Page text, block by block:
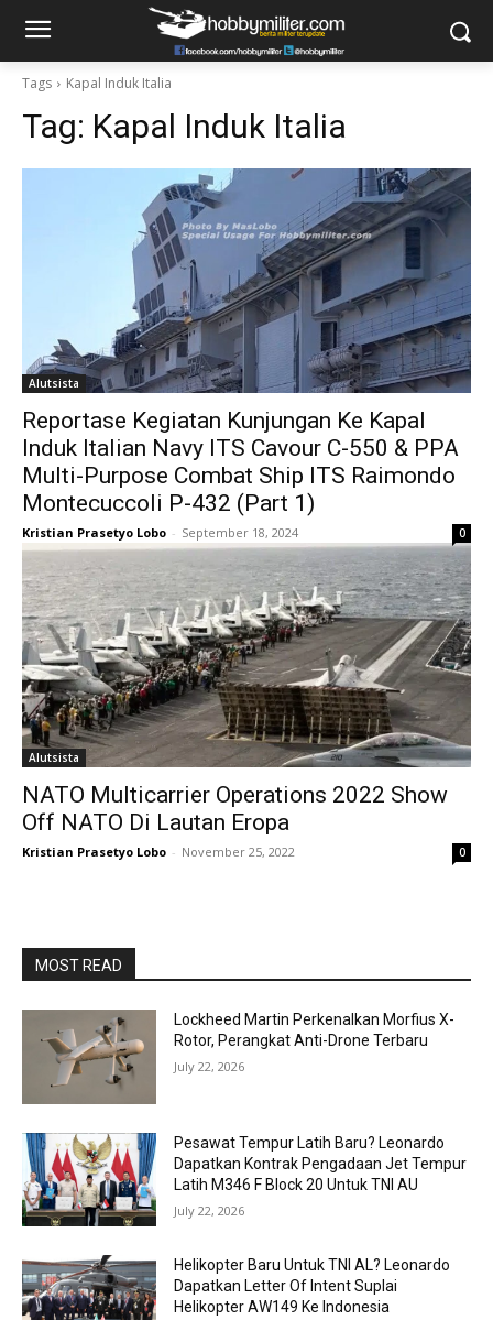
Tags Kapal Induk Italia
Tag: Kapal Induk Italia
Alutsista
Reportase Kegiatan Kunjungan Ke Kapal
Induk Italian Navy ITS Cavour C-550 & PPA
Multi-Purpose Combat Ship ITS Raimondo
Montecuccoli P-432 (Part 1)
Kristian Prasetyo Lobo - September 18, 2024 0
Alutsista
NATO Multicarrier Operations 2022 Show
Off NATO Di Lautan Eropa
Kristian Prasetyo Lobo - November 25, 2022 0
MOST READ
Lockheed Martin Perkenalkan Morfius X-
Rotor, Perangkat Anti-Drone Terbaru
July 22, 2026
Pesawat Tempur Latih Baru? Leonardo
Dapatkan Kontrak Pengadaan Jet Tempur
Latih M346 F Block 20 Untuk TNI AU
July 22, 2026
Helikopter Baru Untuk TNI AL? Leonardo
Dapatkan Letter Of Intent Suplai
Helikopter AW149 Ke Indonesia